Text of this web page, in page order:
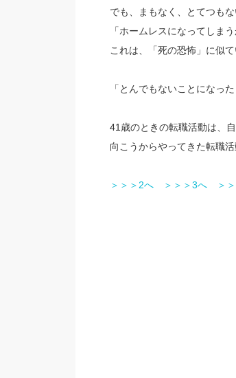
でも、まもなく、とてつも
「ホームレスになってしま
これは、「死の恐怖」に似て
「とんでもないことになっ
41歳のときの転職活動は、
向こうからやってきた転職活
＞＞＞2へ ＞＞＞3へ ＞